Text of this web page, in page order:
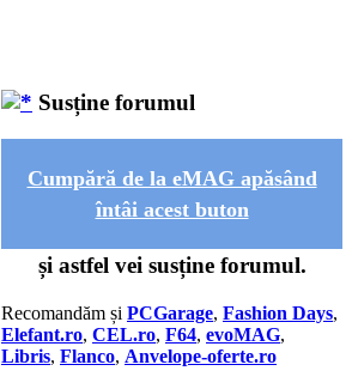
Susține forumul
Cumpără de la eMAG apăsând
întâi acest buton
și astfel vei susține forumul.
Recomandăm și PCGarage, Fashion Days,
Elefant.ro, CEL.ro, F64, evoMAG,
Libris, Flanco, Anvelope-oferte.ro